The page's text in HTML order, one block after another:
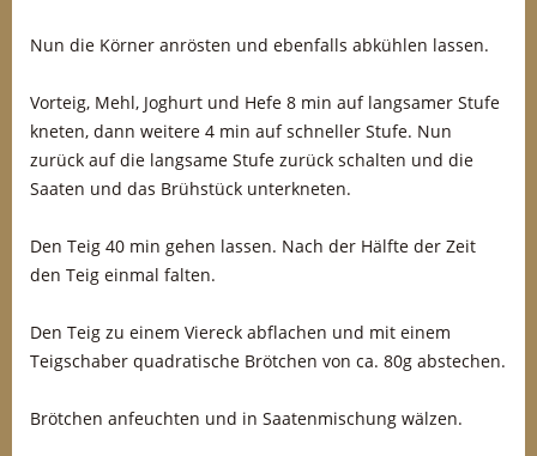
Nun die Körner anrösten und ebenfalls abkühlen lassen.
Vorteig, Mehl, Joghurt und Hefe 8 min auf langsamer Stufe
kneten, dann weitere 4 min auf schneller Stufe. Nun
zurück auf die langsame Stufe zurück schalten und die
Saaten und das Brühstück unterkneten.
Den Teig 40 min gehen lassen. Nach der Hälfte der Zeit
den Teig einmal falten.
Den Teig zu einem Viereck abflachen und mit einem
Teigschaber quadratische Brötchen von ca. 80g abstechen.
Brötchen anfeuchten und in Saatenmischung wälzen.